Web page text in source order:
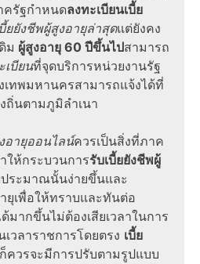
รัฐกำหนดลงทะเบียนเบี้ย
ยยังชีพผู้สูงอายุล่าสุดแต่ยังคง
ม ผู้สูงอายุ 60 ปีขึ้นไปสามารถ
เบียนที่จุดบริการหน่วยงานรัฐ
ทพมหานครสามารถแจ้งได้ที่
ถิ่นตามภูมิลำเนา
อายุออนไลน์ควรเป็นสิ่งที่ภาค
ให้กระบวนการรับเบี้ยยังชีพผู้
ระมาณนั้นง่ายขึ้นและ
ยุเพื่อให้ทราบและทันต่อ
ากขึ้นไม่ต้องเสียเวลาในการ
วลาราชการโดยตรง เบี้ย
ก็ควรจะมีการปรับตามรูปแบบ